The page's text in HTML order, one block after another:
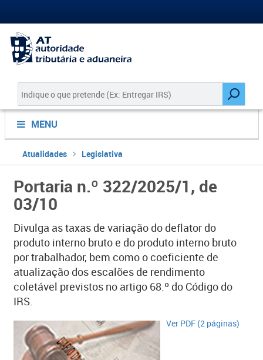
MENU
Atualidades Legislativa
Portaria n.º 322/2025/1, de
03/10
Divulga as taxas de variação do deflator do
produto interno bruto e do produto interno bruto
por trabalhador, bem como o coeficiente de
atualização dos escalões de rendimento
coletável previstos no artigo 68.º do Código do
IRS.
Ver PDF (2 páginas)​